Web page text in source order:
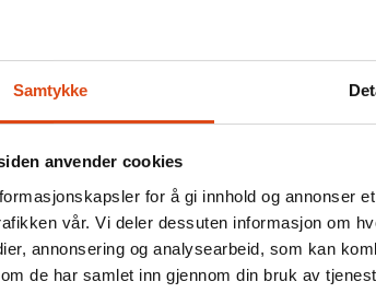
Samtykke
anvender cookies
for å gi innhold og annonser
vår. Vi deler dessuten informasjon om
annonsering og analysearbeid, som kan
de har samlet inn gjennom din bruk av
bestemmelser i avtalen som ikke
tariffestede ferieuken. Hvis avalen
TARIFF